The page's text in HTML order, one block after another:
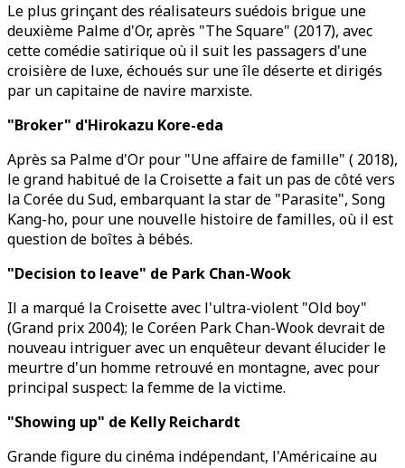
Le plus grinçant des réalisateurs suédois brigue une
deuxième Palme d'Or, après "The Square" (2017), avec
cette comédie satirique où il suit les passagers d'une
croisière de luxe, échoués sur une île déserte et dirigés
par un capitaine de navire marxiste.
"Broker" d'Hirokazu Kore-eda
Après sa Palme d'Or pour "Une affaire de famille" ( 2018),
le grand habitué de la Croisette a fait un pas de côté vers
la Corée du Sud, embarquant la star de "Parasite", Song
Kang-ho, pour une nouvelle histoire de familles, où il est
question de boîtes à bébés.
"Decision to leave" de Park Chan-Wook
Il a marqué la Croisette avec l'ultra-violent "Old boy"
(Grand prix 2004); le Coréen Park Chan-Wook devrait de
nouveau intriguer avec un enquêteur devant élucider le
meurtre d'un homme retrouvé en montagne, avec pour
principal suspect: la femme de la victime.
"Showing up" de Kelly Reichardt
Grande figure du cinéma indépendant, l'Américaine au